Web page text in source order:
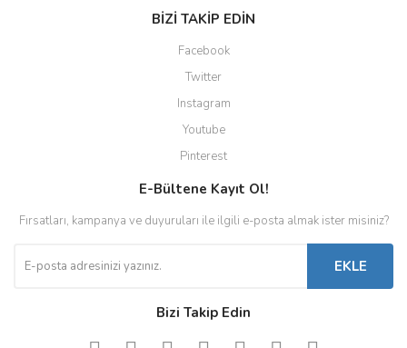
BİZİ TAKİP EDİN
Facebook
Twitter
Instagram
Youtube
Pinterest
E-Bültene Kayıt Ol!
Fırsatları, kampanya ve duyuruları ile ilgili e-posta almak ister misiniz?
EKLE
Bizi Takip Edin